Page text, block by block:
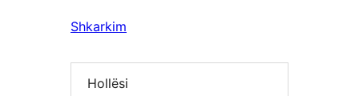
Shkarkim
Hollësi